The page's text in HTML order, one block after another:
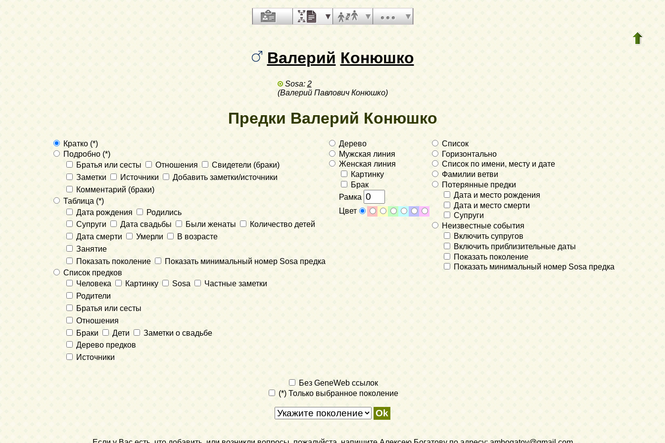
Валерий Конюшко
Sosa: 2
(Валерий Павлович Конюшко)
Предки Валерий Конюшко
Кратко (*)
Подробно (*)
Братья или сесты
Отношения
Свидетели (браки)
Заметки
Источники
Добавить заметки/источники
Комментарий (браки)
Таблица (*)
Дата рождения
Родились
Супруги
Дата свадьбы Были женаты
Количество детей
Дата смерти
Умерли
В возрасте
Занятие
Показать поколение
Показать минимальный номер Sosa предка
Список предков
Человека
Картинку Sosa
Частные заметки
Родители
Братья или сесты
Отношения
Браки
Дети
Заметки о свадьбе
Дерево предков
Источники
Дерево
Мужская линия
Женская линия
Картинку
Брак
Рамка
Цвет
Список
Горизонтально
Список по имени, месту и дате
Фамилии ветви
Потерянные предки
Дата и место рождения
Дата и место смерти
Супруги
Неизвестные события
Включить супругов
Включить приблизительные даты
Показать поколение
Показать минимальный номер Sosa предка
Без GeneWeb ссылок
(*) Только выбранное поколение